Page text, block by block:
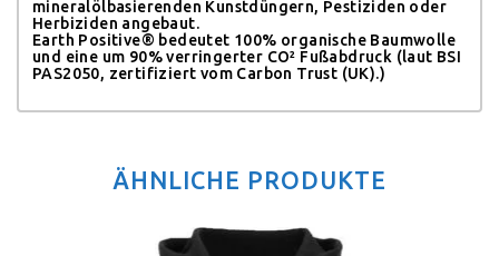
mineralölbasierenden Kunstdüngern, Pestiziden oder
Herbiziden angebaut.
Earth Positive® bedeutet 100% organische Baumwolle
und eine um 90% verringerter CO² Fußabdruck (laut BSI
PAS2050, zertifiziert vom Carbon Trust (UK).)
ÄHNLICHE PRODUKTE